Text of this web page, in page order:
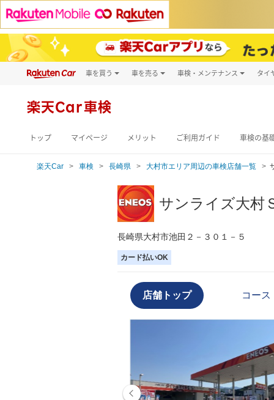
車を買う
新車
車を売る 車検・メンテナンス タイ
楽天Car車検
トップ マイページ メリット ご利用ガイド 車検の基
楽天Car 車検 長崎県 大村市エリア周辺の車検店舗一覧
サンライズ大村
長崎県大村市池田２－３０１－５
カード払いOK
店舗トップ コース